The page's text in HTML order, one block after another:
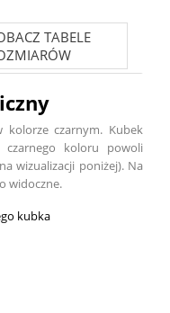
TABELE
czarnym. Kubek
czarnego koloru powoli
wizualizacji poniżej). Na
widoczne.